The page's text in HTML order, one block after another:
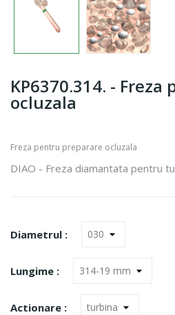
KP6370.314. - Freza
ocluzala
Freza pentru preparare ocluzala
DIAO - Freza diamantata pentru
Diametrul :
Lungime :
Actionare :